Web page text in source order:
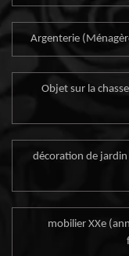
Argenterie
Objet sur la
décoration de
mobilier XXe